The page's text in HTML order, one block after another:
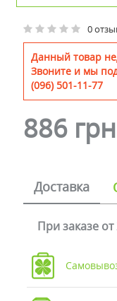
0
Данный товар
Звоните и мы
(096) 501-11-77
886 грн
Доставка
При заказе